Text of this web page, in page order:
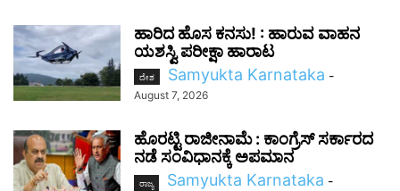
ಹಾರಿದ ಹೊಸ ಕನಸು! : ಹಾರುವ ವಾಹನ
ಯಶಸ್ವಿ ಪರೀಕ್ಷಾ ಹಾರಾಟ
ದೇಶ Samyukta Karnataka -
August 7, 2026
ಹೊರಟ್ಟಿ ರಾಜೀನಾಮೆ : ಕಾಂಗ್ರೆಸ್ ಸರ್ಕಾರದ
ನಡೆ ಸಂವಿಧಾನಕ್ಕೆ ಅಪಮಾನ
ರಾಜ್ಯ Samyukta Karnataka -